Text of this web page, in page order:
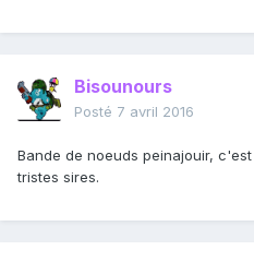
Bisounours
Posté 7 avril 2016
Bande de noeuds peinajouir,
tristes sires.